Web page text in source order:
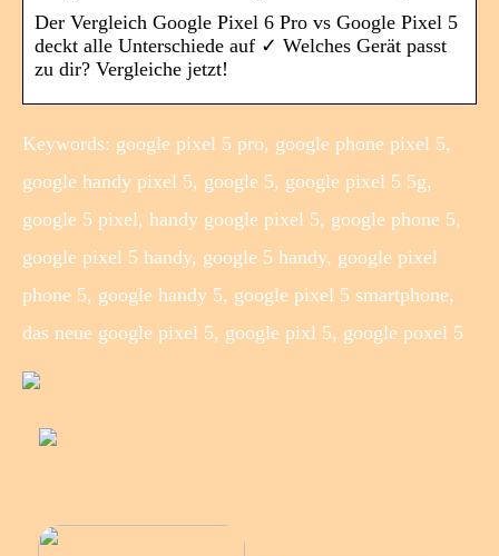
Der Vergleich Google Pixel 6 Pro vs Google Pixel 5
deckt alle Unterschiede auf ✓ Welches Gerät passt
zu dir? Vergleiche jetzt!
Keywords: google pixel 5 pro, google phone pixel 5,
google handy pixel 5, google 5, google pixel 5 5g,
google 5 pixel, handy google pixel 5, google phone 5,
google pixel 5 handy, google 5 handy, google pixel
phone 5, google handy 5, google pixel 5 smartphone,
das neue google pixel 5, google pixl 5, google poxel 5